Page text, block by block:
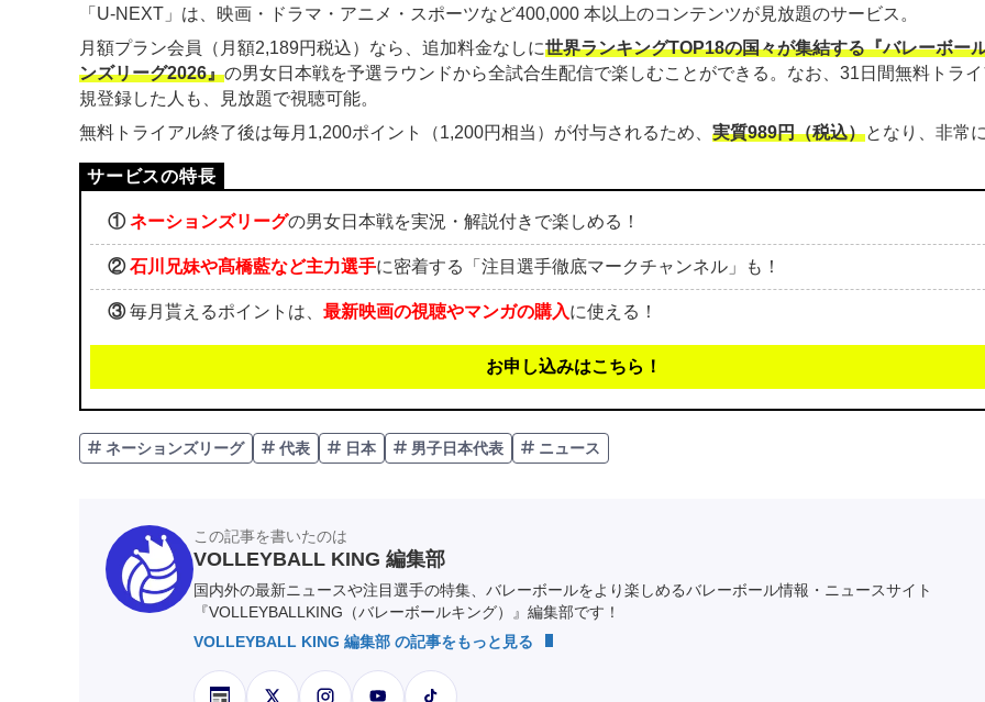
「U-NEXT」は、映画・ドラマ・アニメ・スポーツなど400,000 本以上のコンテンツが見放題のサービス。
月額プラン会員（月額2,189円税込）なら、追加料金なしに世界ランキングTOP18の国々が集結する『バレーボー
ンズリーグ2026』の男女日本戦を予選ラウンドから全試合生配信で楽しむことができる。なお、31日間無料トラ
規登録した人も、見放題で視聴可能。
無料トライアル終了後は毎月1,200ポイント（1,200円相当）が付与されるため、 実質989円（税込）となり、非常
① ネーションズリーグの男女日本戦を実況・解説付きで楽しめる！
② 石川兄妹や髙橋藍など主力選手に密着する「注目選手徹底マークチャンネル」も！
③毎月貰えるポイントは、 最新映画の視聴やマンガの購入に使える！
お申し込みはこちら！
ネーションズリーグ 代表 日本 男子日本代表 ニュース
この記事を書いたのは
VOLLEYBALL KING 編集部
国内外の最新ニュースや注目選手の特集、バレーボールをより楽しめるバレーボール情報・ニュースサイト
『VOLLEYBALLKING（バレーボールキング）』編集部です！
VOLLEYBALL KING 編集部 の記事をもっと見る